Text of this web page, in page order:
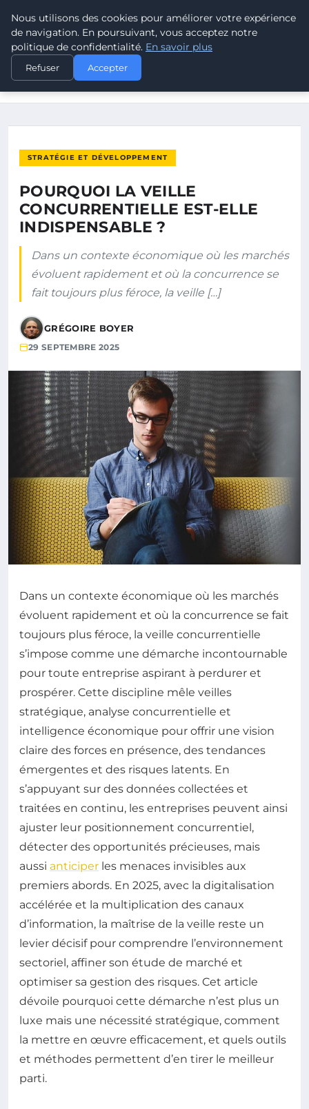
POUVOIR OUVRIER
ACCUEIL
POURQUOI LA VEILLE CONCURRENTIELLE EST-ELLE
STRATÉGIE ET DÉVELOPPEMENT
POURQUOI LA VEILLE
CONCURRENTIELLE EST-ELLE
INDISPENSABLE ?
Dans un contexte économique où les marchés
évoluent rapidement et où la concurrence se
fait toujours plus féroce, la veille […]
GRÉGOIRE BOYER
29 SEPTEMBRE 2025
Dans un contexte économique où les marchés
évoluent rapidement et où la concurrence se fait
toujours plus féroce, la veille concurrentielle
s’impose comme une démarche incontournable
pour toute entreprise aspirant à perdurer et
prospérer. Cette discipline mêle veilles
stratégique, analyse concurrentielle et
intelligence économique pour offrir une vision
claire des forces en présence, des tendances
émergentes et des risques latents. En
s’appuyant sur des données collectées et
traitées en continu, les entreprises peuvent ainsi
ajuster leur positionnement concurrentiel,
détecter des opportunités précieuses, mais
aussi anticiper les menaces invisibles aux
premiers abords. En 2025, avec la digitalisation
accélérée et la multiplication des canaux
d’information, la maîtrise de la veille reste un
levier décisif pour comprendre l’environnement
sectoriel, affiner son étude de marché et
optimiser sa gestion des risques. Cet article
dévoile pourquoi cette démarche n’est plus un
luxe mais une nécessité stratégique, comment
la mettre en œuvre efficacement, et quels outils
et méthodes permettent d’en tirer le meilleur
parti.
Nous utilisons des cookies pour améliorer votre expérience
de navigation. En poursuivant, vous acceptez notre
politique de confidentialité. En savoir plus
Refuser Accepter